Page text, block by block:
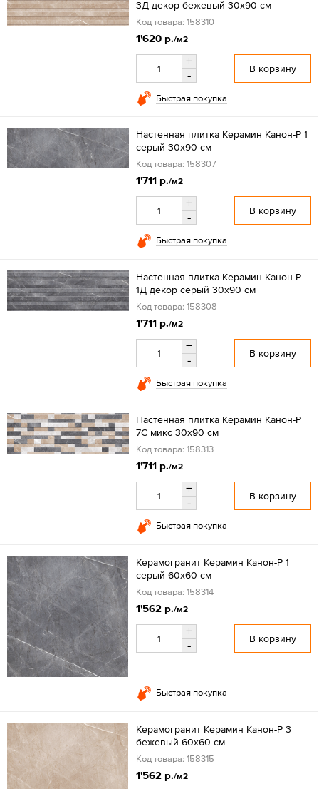
3Д декор бежевый 30x90 см
Код товара: 158310
1'620 р./м2
+
-
В корзину
Быстрая покупка
Настенная плитка Керамин Канон-Р 1
серый 30x90 см
Код товара: 158307
1'711 р./м2
+
-
В корзину
Быстрая покупка
Настенная плитка Керамин Канон-Р
1Д декор серый 30x90 см
Код товара: 158308
1'711 р./м2
+
-
В корзину
Быстрая покупка
Настенная плитка Керамин Канон-Р
7С микс 30x90 см
Код товара: 158313
1'711 р./м2
+
-
В корзину
Быстрая покупка
Керамогранит Керамин Канон-Р 1
серый 60x60 см
Код товара: 158314
1'562 р./м2
+
-
В корзину
Быстрая покупка
Керамогранит Керамин Канон-Р 3
бежевый 60x60 см
Код товара: 158315
1'562 р./м2